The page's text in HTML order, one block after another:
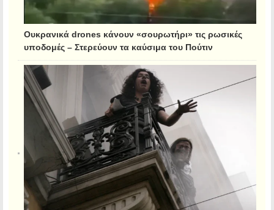
Ουκρανικά drones κάνουν «σουρωτήρι» τις ρωσικές
υποδομές – Στερεύουν τα καύσιμα του Πούτιν